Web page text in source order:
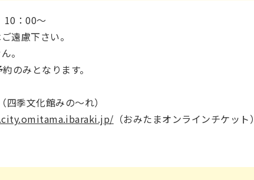
10：00～
遠慮下さい。
。
のみとなります。
季文化館みの～れ）
（おみたまオンラインチケット）